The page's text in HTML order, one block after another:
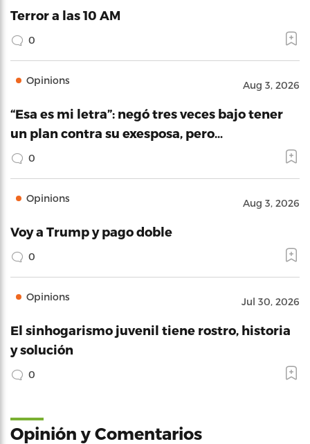
Terror a las 10 AM
0
Opinions Aug 3, 2026
“Esa es mi letra”: negó tres veces bajo tener
un plan contra su exesposa, pero…
0
Opinions Aug 3, 2026
Voy a Trump y pago doble
0
Opinions Jul 30, 2026
El sinhogarismo juvenil tiene rostro, historia
y solución
0
Opinión y Comentarios